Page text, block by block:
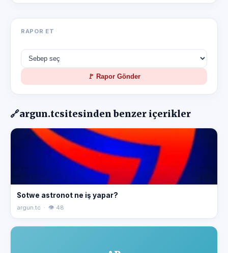
RAPOR ET
🚩 Rapor Gönder
🔗argun.tcsitesinden benzer içerikler
Sotwe astronot ne iş yapar?
argun.tc · 👁 48